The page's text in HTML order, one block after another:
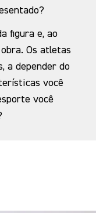
figura e, ao
Os atletas
a depender do
você
você